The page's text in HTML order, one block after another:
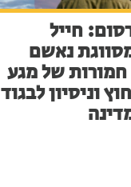
חייל
נאשם
חמורות של מגע
וניסיון לבגוד